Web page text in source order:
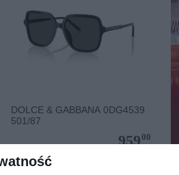
DOLCE & GABBANA 0DG4539
501/87
959,
00
przejdź do sklepu